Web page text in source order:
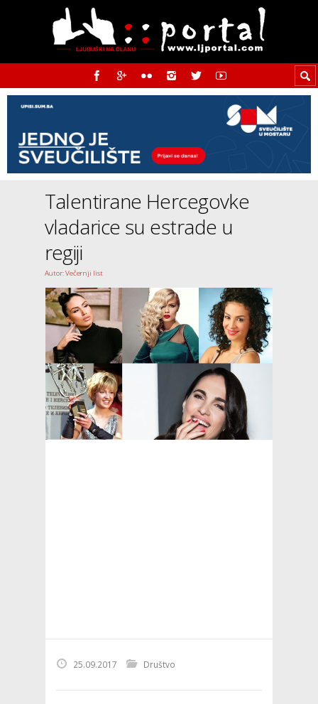
Talentirane Hercegovke
vladarice su estrade u
regiji
Autor: Večernji list
25.09.2017 Društvo